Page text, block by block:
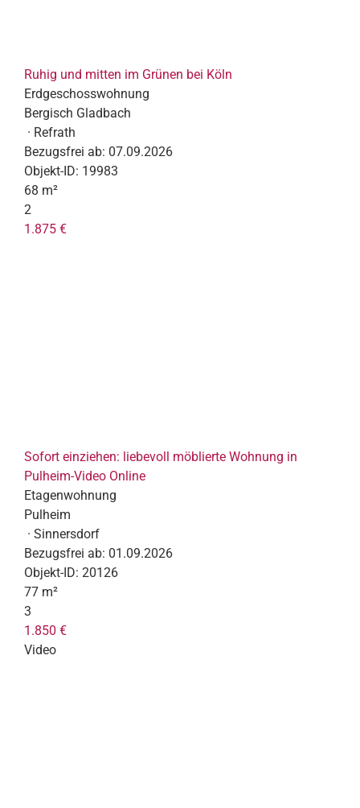
Ruhig und mitten im Grünen bei Köln
Erdgeschosswohnung
Bergisch Gladbach
· Refrath
Bezugsfrei ab: 07.09.2026
Objekt-ID: 19983
68 m²
2
1.875 €
Sofort einziehen: liebevoll möblierte Wohnung in
Pulheim-Video Online
Etagenwohnung
Pulheim
· Sinnersdorf
Bezugsfrei ab: 01.09.2026
Objekt-ID: 20126
77 m²
3
1.850 €
Video